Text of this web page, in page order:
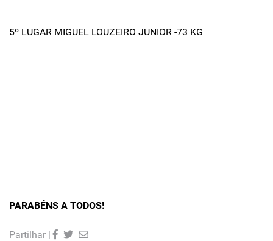
5º LUGAR MIGUEL LOUZEIRO JUNIOR -73 KG
PARABÉNS A TODOS!
Partilhar |